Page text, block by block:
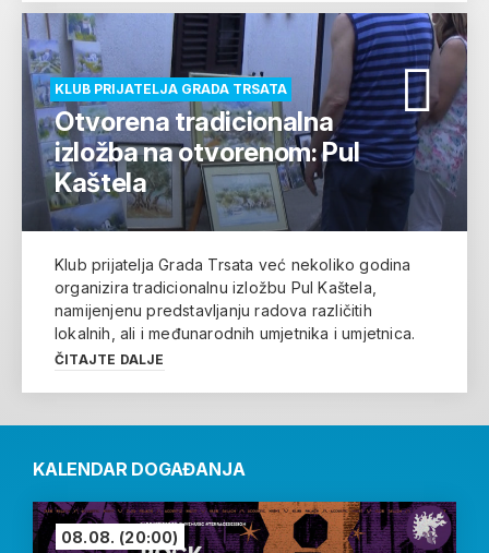
KLUB PRIJATELJA GRADA TRSATA
Otvorena tradicionalna
izložba na otvorenom: Pul
Kaštela
Klub prijatelja Grada Trsata već nekoliko godina
organizira tradicionalnu izložbu Pul Kaštela,
namijenjenu predstavljanju radova različitih
lokalnih, ali i međunarodnih umjetnika i umjetnica.
ČITAJTE DALJE
KALENDAR DOGAĐANJA
08.08. (20:00)